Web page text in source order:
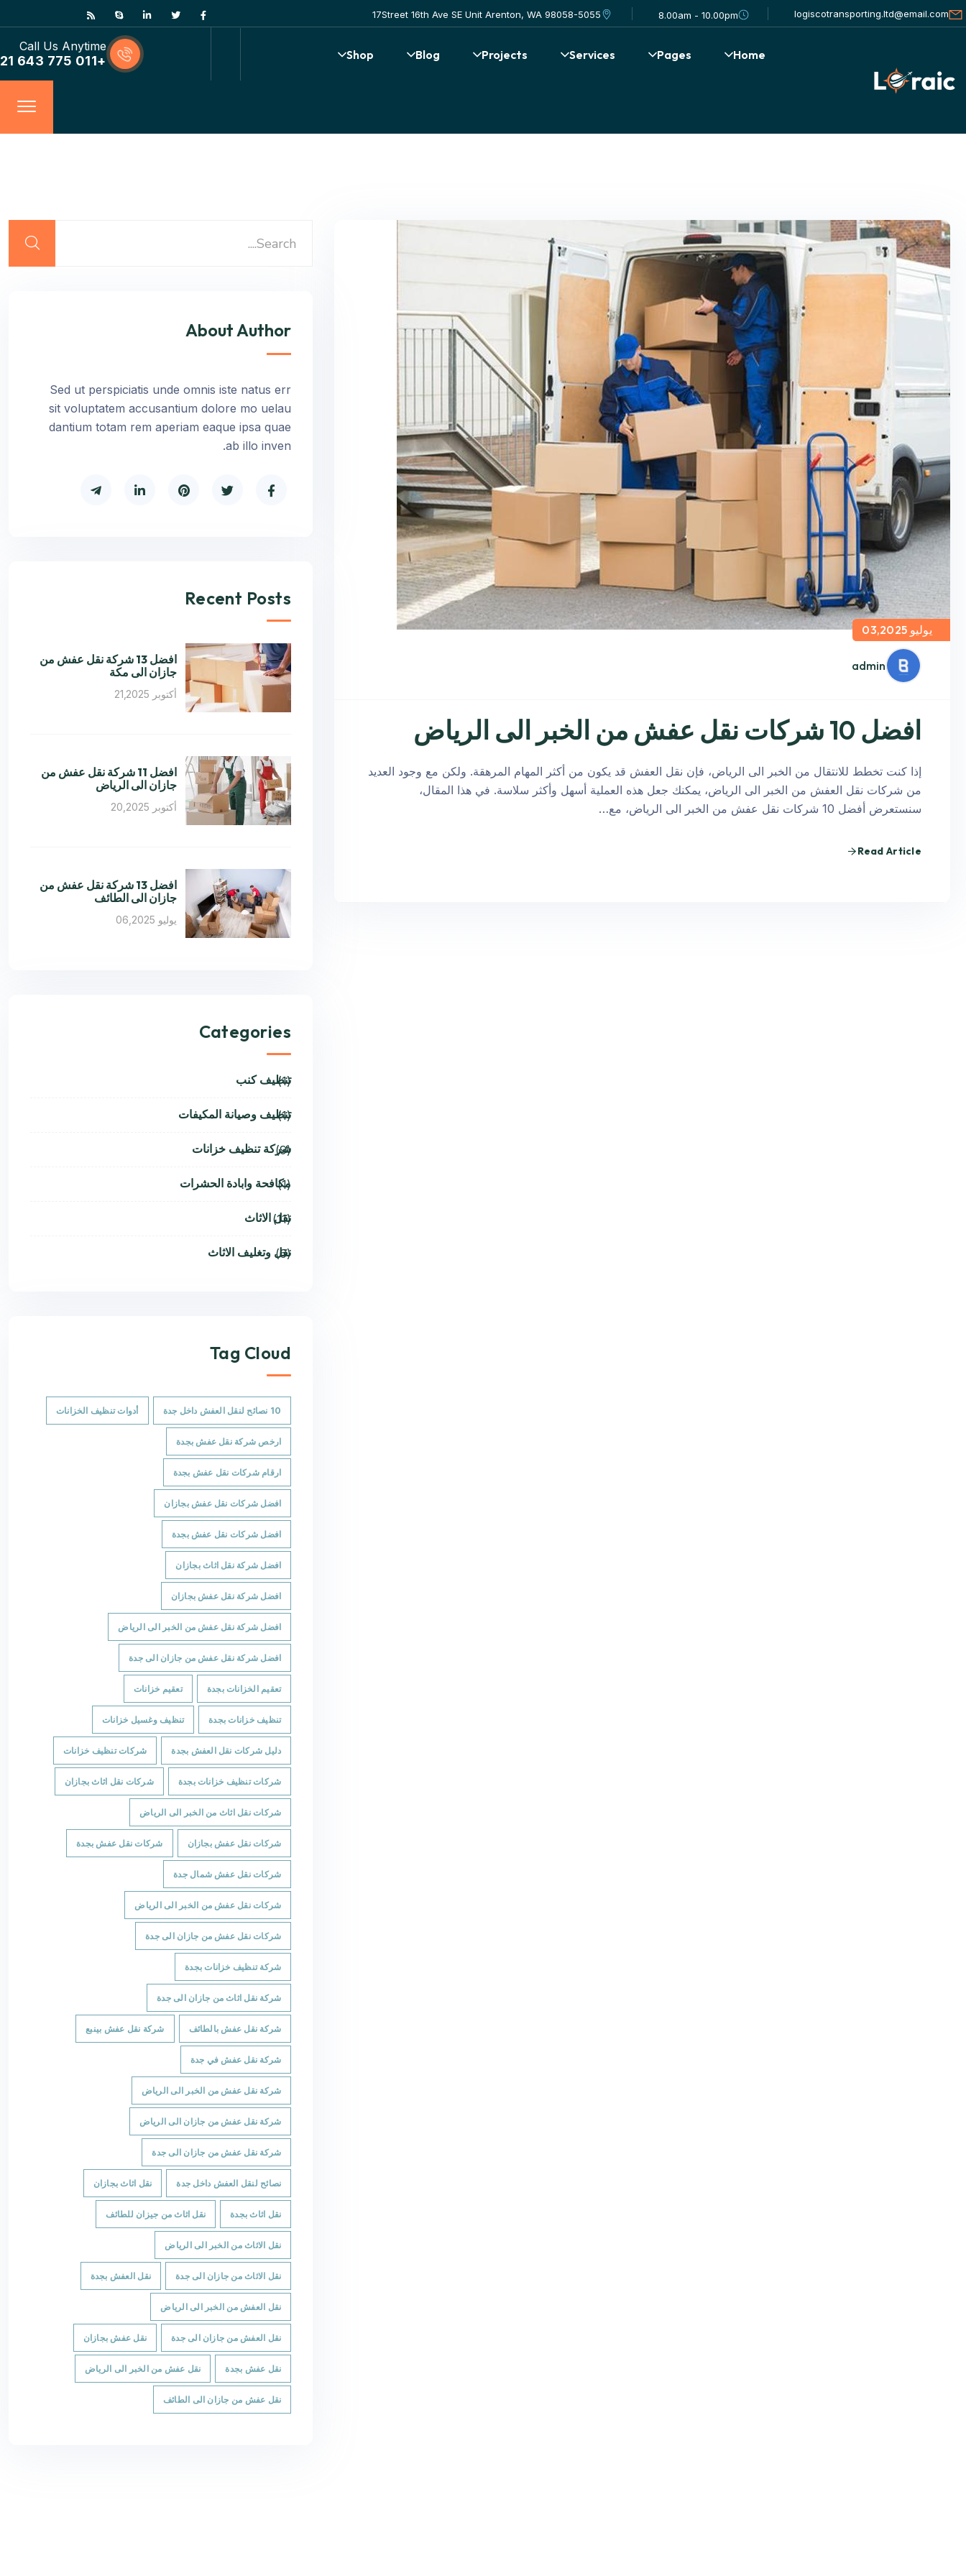
logiscotransporting.ltd@email.com
8.00am - 10.00pm
17Street 16th Ave SE Unit Arenton, WA 98058-5055
Home
Pages
Services
Projects
Blog
Shop
Call Us Anytime
+011 775 643 21
admin
يوليو 03,2025
افضل 10 شركات نقل عفش من الخبر الى الرياض
إذا كنت تخطط للانتقال من الخبر الى الرياض، فإن نقل العفش قد يكون من أكثر المهام المرهقة. ولكن مع وجود العديد
من شركات نقل العفش من الخبر الى الرياض، يمكنك جعل هذه العملية أسهل وأكثر سلاسة. في هذا المقال،
سنستعرض أفضل 10 شركات نقل عفش من الخبر الى الرياض، مع…
Read Article
About Author
Sed ut perspiciatis unde omnis iste natus err
sit voluptatem accusantium dolore mo uelau
dantium totam rem aperiam eaque ipsa quae
ab illo inven.
Recent Posts
افضل 13 شركة نقل عفش من
جازان الى مكة
أكتوبر 21,2025
افضل 11 شركة نقل عفش من
جازان الى الرياض
أكتوبر 20,2025
افضل 13 شركة نقل عفش من
جازان الى الطائف
يوليو 06,2025
Categories
تنظيف كنب
(1)
تنظيف وصيانة المكيفات
(1)
شركة تنظيف خزانات
(9)
مكافحة وابادة الحشرات
(1)
نقل الاثاث
(11)
نقل وتغليف الاثاث
(6)
Tag Cloud
10 نصائح لنقل العفش داخل جدة أدوات تنظيف الخزانات
ارخص شركة نقل عفش بجدة
ارقام شركات نقل عفش بجدة
افضل شركات نقل عفش بجازان
افضل شركات نقل عفش بجدة
افضل شركة نقل اثاث بجازان
افضل شركة نقل عفش بجازان
افضل شركة نقل عفش من الخبر الى الرياض
افضل شركة نقل عفش من جازان الى جدة
تعقيم الخزانات بجدة تعقيم خزانات
تنظيف خزانات بجدة تنظيف وغسيل خزانات
دليل شركات نقل العفش بجدة شركات تنظيف خزانات
شركات تنظيف خزانات بجدة شركات نقل اثاث بجازان
شركات نقل اثاث من الخبر الى الرياض
شركات نقل عفش بجازان شركات نقل عفش بجدة
شركات نقل عفش شمال جدة
شركات نقل عفش من الخبر الى الرياض
شركات نقل عفش من جازان الى جدة
شركة تنظيف خزانات بجدة
شركة نقل اثاث من جازان الى جدة
شركة نقل عفش بالطائف شركة نقل عفش بينبع
شركة نقل عفش في جدة
شركة نقل عفش من الخبر الى الرياض
شركة نقل عفش من جازان الى الرياض
شركة نقل عفش من جازان الى جدة
نصائح لنقل العفش داخل جدة نقل اثاث بجازان
نقل اثاث بجدة نقل اثاث من جيزان للطائف
نقل الاثاث من الخبر الى الرياض
نقل الاثاث من جازان الى جدة نقل العفش بجدة
نقل العفش من الخبر الى الرياض
نقل العفش من جازان الى جدة نقل عفش بجازان
نقل عفش بجدة نقل عفش من الخبر الى الرياض
نقل عفش من جازان الى الطائف